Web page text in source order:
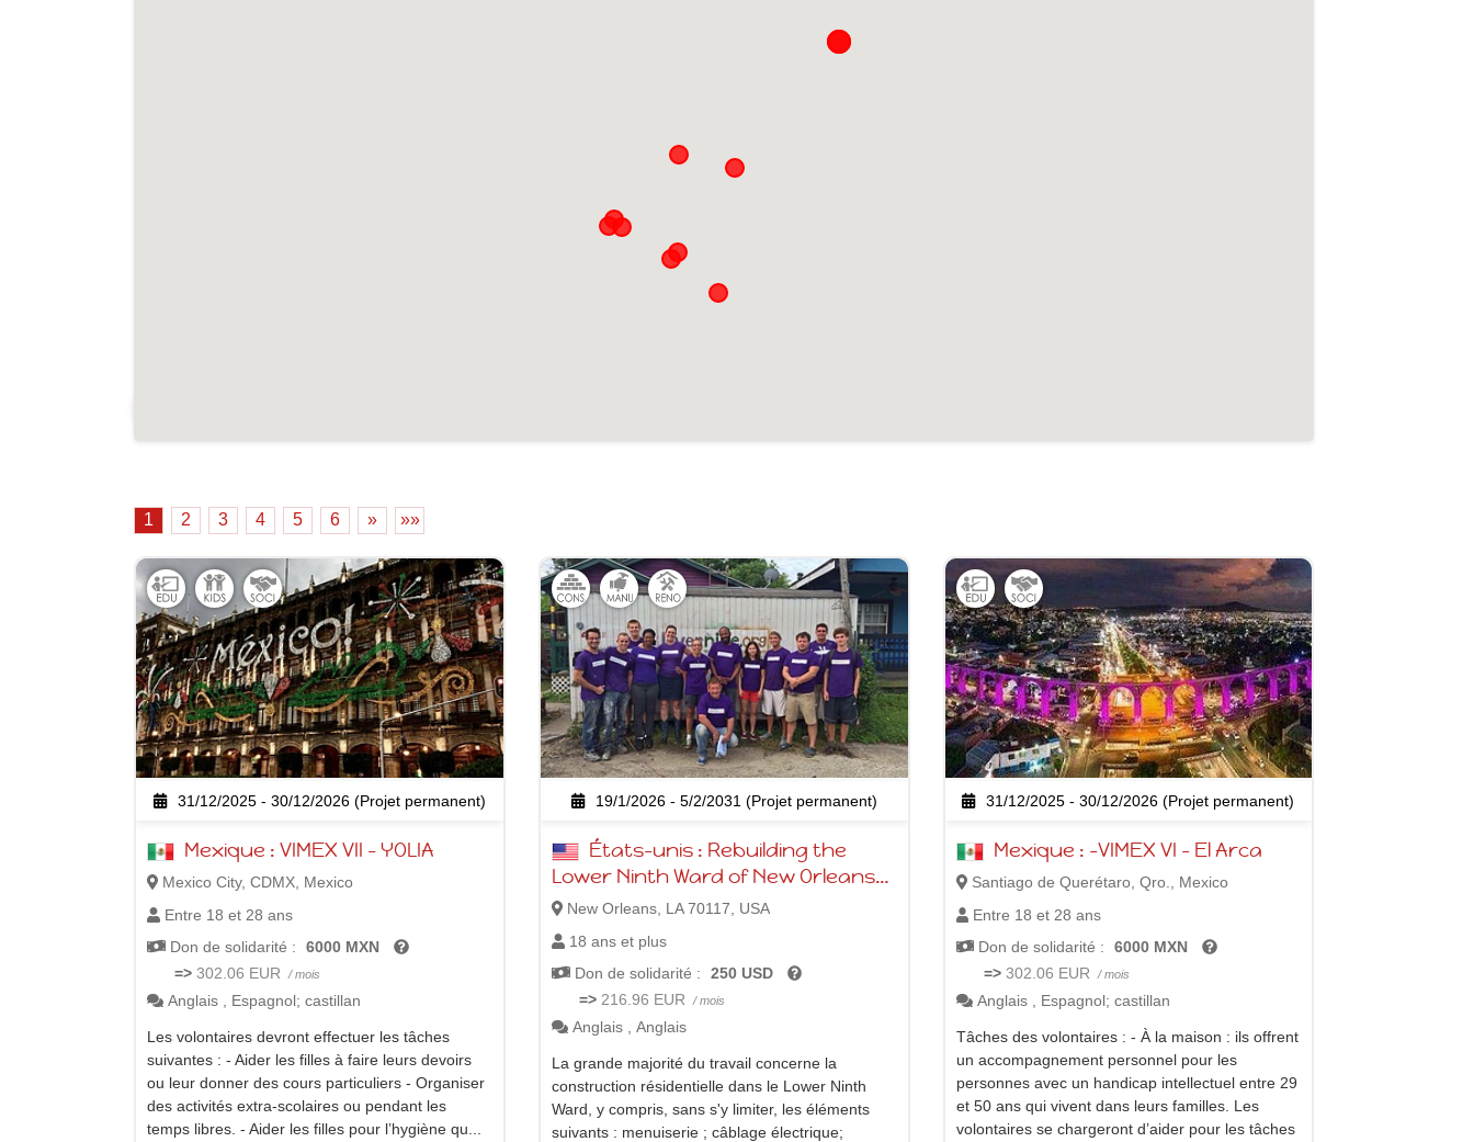
1 2 3 4 5 6 » »»
31/12/2025 - 30/12/2026 (Projet permanent)
Mexique : VIMEX VII - YOLIA
Mexico City, CDMX, Mexico
Entre 18 et 28 ans
Don de solidarité :
6000 MXN
=>302.06 EUR / mois
Anglais , Espagnol; castillan
Les volontaires devront effectuer les tâches
suivantes : - Aider les filles à faire leurs devoirs
ou leur donner des cours particuliers - Organiser
des activités extra-scolaires ou pendant les
temps libres. - Aider les filles pour l’hygiène qu...
19/1/2026 - 5/2/2031 (Projet permanent)
Lower Ninth Ward of New Orleans
following Hurricane Katrina
New Orleans, LA 70117, USA
18 ans et plus
Don de solidarité :
250 USD
=> 216.96 EUR / mois
Anglais ,Anglais
La grande majorité du travail concerne la
construction résidentielle dans le Lower Ninth
Ward, y compris, sans s'y limiter, les éléments
suivants : menuiserie ; câblage électrique;
31/12/2025 - 30/12/2026 (Projet permanent)
Mexique : -VIMEX VI - El Arca
Santiago de Querétaro, Qro., Mexico
Entre 18 et 28 ans
Don de solidarité :
6000 MXN
=> 302.06 EUR / mois
Anglais, Espagnol; castillan
Tâches des volontaires : - À la maison : ils offrent
un accompagnement personnel pour les
personnes avec un handicap intellectuel entre 29
et 50 ans qui vivent dans leurs familles. Les
volontaires se chargeront d’aider pour les tâches